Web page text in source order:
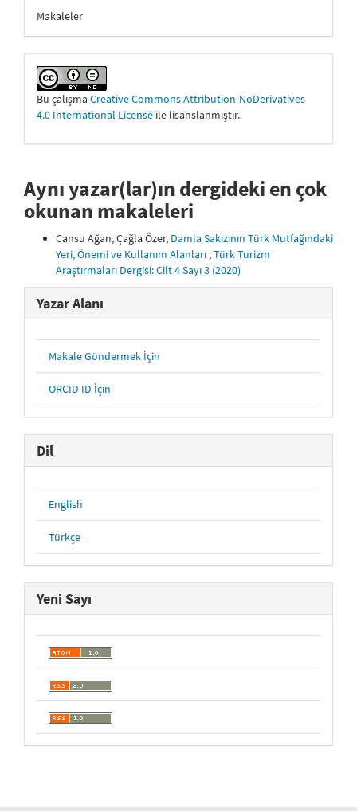
Makaleler
Bu çalışma Creative Commons Attribution-NoDerivatives
4.0 International License ile lisanslanmıştır.
Aynı yazar(lar)ın dergideki en çok
okunan makaleleri
Cansu Ağan, Çağla Özer, Damla Sakızının Türk Mutfağındaki
Yeri, Önemi ve Kullanım Alanları ,Türk Turizm
Araştırmaları Dergisi: Cilt 4 Sayı 3 (2020)
Yazar Alanı
Makale Göndermek İçin
ORCID ID İçin
Dil
English
Türkçe
Yeni Sayı